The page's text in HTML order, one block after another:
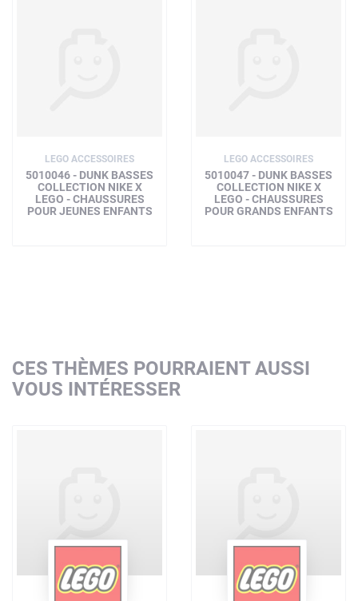
LEGO ACCESSOIRES
5010046 - DUNK BASSES
COLLECTION NIKE X
LEGO - CHAUSSURES
POUR JEUNES ENFANTS
LEGO ACCESSOIRES
5010047 - DUNK BASSES
COLLECTION NIKE X
LEGO - CHAUSSURES
POUR GRANDS ENFANTS
CES THÈMES POURRAIENT AUSSI
VOUS INTÉRESSER